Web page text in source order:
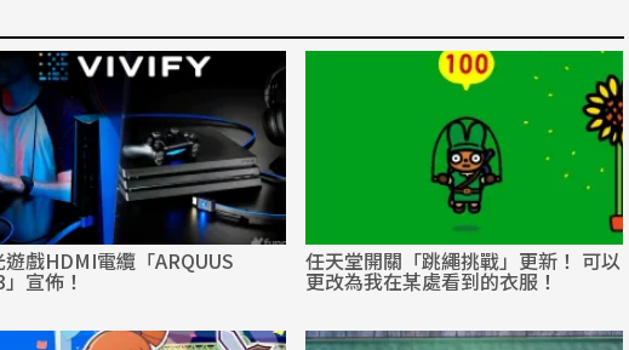
遊戲HDMI電纜「ARQUUS
宣佈！
任天堂開關「跳繩挑戰」更新！ 可以
更改為我在某處看到的衣服！